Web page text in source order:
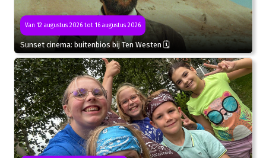
Van 12 augustus 2026 tot 16 augustus 2026
Sunset cinema: buitenbios bij Ten Westen 🗓